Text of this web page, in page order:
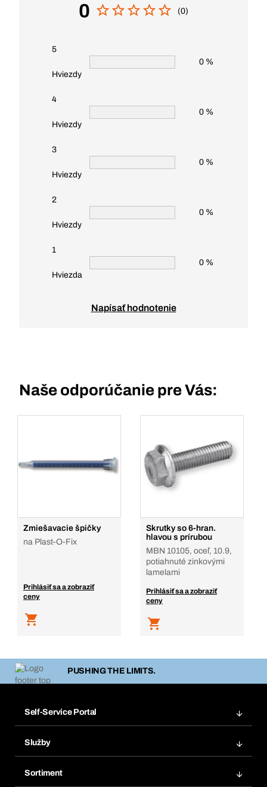
0 (0)
5
Hviezdy
0 %
4
Hviezdy
0 %
3
Hviezdy
0 %
2
Hviezdy
0 %
1
Hviezda
0 %
Napísať hodnotenie
Naše odporúčanie pre Vás:
Zmiešavacie špičky
na Plast-O-Fix
Prihlásiť sa a zobraziť
ceny
Skrutky so 6-hran.
hlavou s prírubou
MBN 10105, oceľ, 10.9,
potiahnuté zinkovými
lamelami
Prihlásiť sa a zobraziť
ceny
PUSHING THE LIMITS.
Self-Service Portal
Obľúbené
Služby
Sortiment